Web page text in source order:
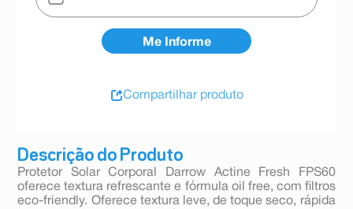
Descrição do Produto
Protetor Solar Corporal Darrow Actine Fresh FPS60
oferece textura refrescante e fórmula oil free, com filtros
eco-friendly. Oferece textura leve, de toque seco, rápida
Compartilhar produto